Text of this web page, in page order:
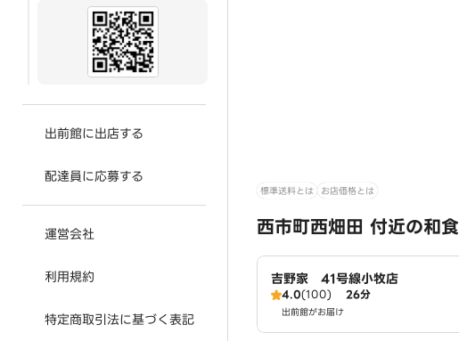
出前館に出店する
配達員に応募する
運営会社
利用規約
特定商取引法に基づく表記
標準送料とは お店価格とは
西市町西畑田 付近の和食
吉野家 41号線小牧店
4.0(100) 26分
出前館がお届け